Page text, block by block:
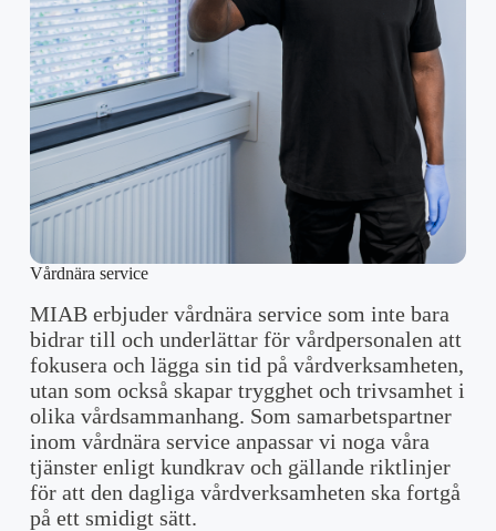
Vårdnära service
MIAB erbjuder vårdnära service som inte bara
bidrar till och underlättar för vårdpersonalen att
fokusera och lägga sin tid på vårdverksamheten,
utan som också skapar trygghet och trivsamhet i
olika vårdsammanhang. Som samarbetspartner
inom vårdnära service anpassar vi noga våra
tjänster enligt kundkrav och gällande riktlinjer
för att den dagliga vårdverksamheten ska fortgå
på ett smidigt sätt.